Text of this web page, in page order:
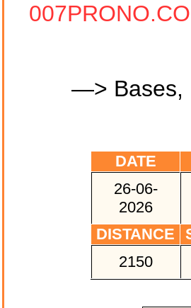
—> Bases,
DATE
26-06-
2026
DISTANCE
2150